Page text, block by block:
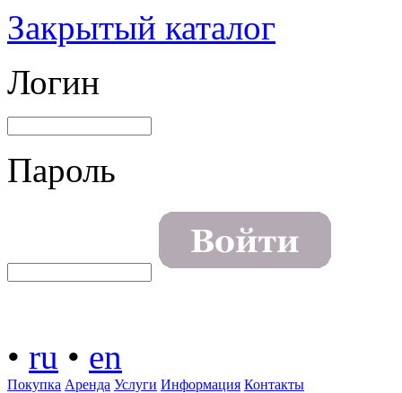
Закрытый каталог
Логин
Пароль
• ru • en
Покупка Аренда Услуги Информация Контакты